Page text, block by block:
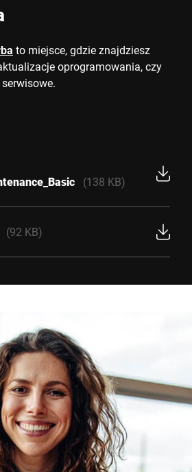
to miejsce, gdzie znajdziesz
oprogramowania, czy
(138 KB)
(92 KB)